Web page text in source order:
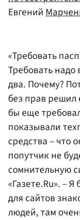
Евгений
«Требовать
Требовать надо
два. Почему?
без прав решил
бы еще
показывали
средства – что
попутчик не
сомнительную
«Газете.Ru». –
для сайтов
людей, там